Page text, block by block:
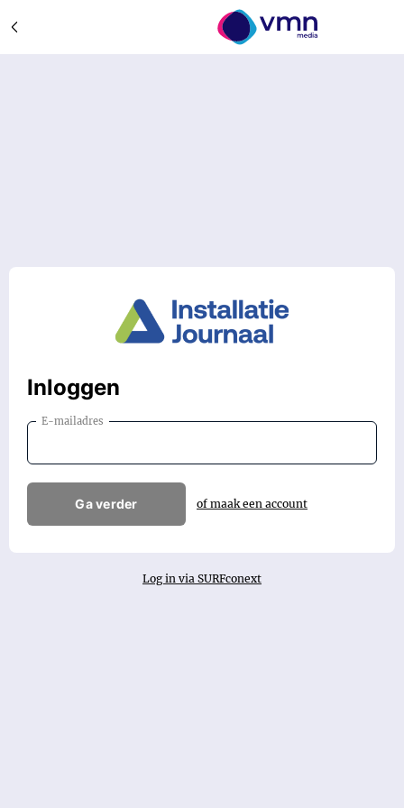
Inloggen
E-mailadres
Ga verder of maak een account
Log in via SURFconext